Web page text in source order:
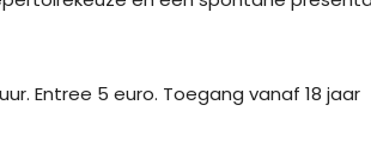
Entree 5 euro. Toegang vanaf 18 jaar